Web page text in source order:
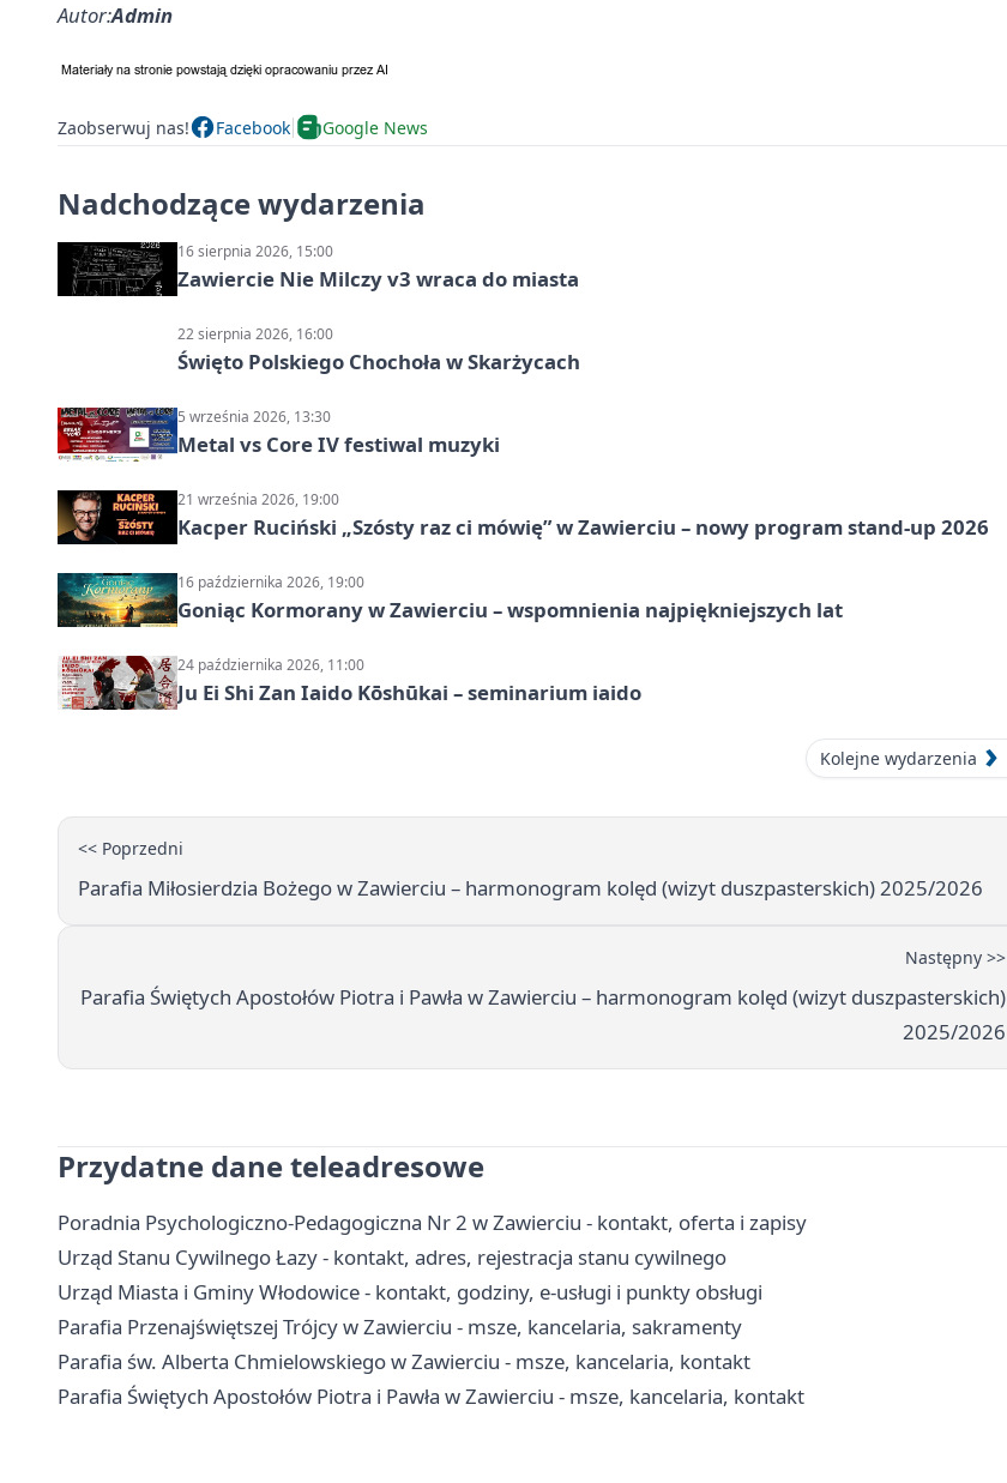
Autor:Admin
Zaobserwuj nas! Facebook Google News
Nadchodzące wydarzenia
16 sierpnia 2026, 15:00
Zawiercie Nie Milczy v3 wraca do miasta
22 sierpnia 2026, 16:00
Święto Polskiego Chochoła w Skarżycach
5 września 2026, 13:30
Metal vs Core IV festiwal muzyki
21 września 2026, 19:00
Kacper Ruciński „Szósty raz ci mówię” w Zawierciu – nowy program stand-up 2026
16 października 2026, 19:00
Goniąc Kormorany w Zawierciu – wspomnienia najpiękniejszych lat
24 października 2026, 11:00
Ju Ei Shi Zan Iaido Kōshūkai – seminarium iaido
Kolejne wydarzenia
<< Poprzedni
Parafia Miłosierdzia Bożego w Zawierciu – harmonogram kolęd (wizyt duszpasterskich) 2025/2026
Następny >>
Parafia Świętych Apostołów Piotra i Pawła w Zawierciu – harmonogram kolęd (wizyt duszpasterskich)
2025/2026
Przydatne dane teleadresowe
Poradnia Psychologiczno-Pedagogiczna Nr 2 w Zawierciu - kontakt, oferta i zapisy
Urząd Stanu Cywilnego Łazy - kontakt, adres, rejestracja stanu cywilnego
Urząd Miasta i Gminy Włodowice - kontakt, godziny, e-usługi i punkty obsługi
Parafia Przenajświętszej Trójcy w Zawierciu - msze, kancelaria, sakramenty
Parafia św. Alberta Chmielowskiego w Zawierciu - msze, kancelaria, kontakt
Parafia Świętych Apostołów Piotra i Pawła w Zawierciu - msze, kancelaria, kontakt